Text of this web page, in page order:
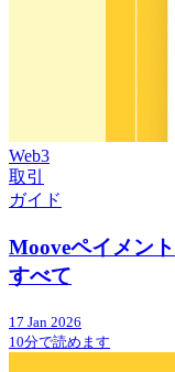
Web3
取引
ガイド
Mooveペイメン
すべて
17 Jan 2026
10分で読めます